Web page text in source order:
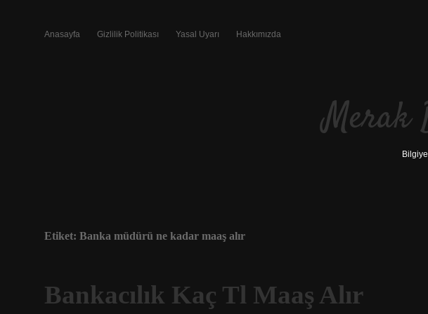
Anasayfa Gizlilik Politikası Yasal Uyarı Hakkımızda
Merak
Etiket: Banka müdürü ne kadar maaş alır
Bankacılık Kaç Tl Maaş Alır